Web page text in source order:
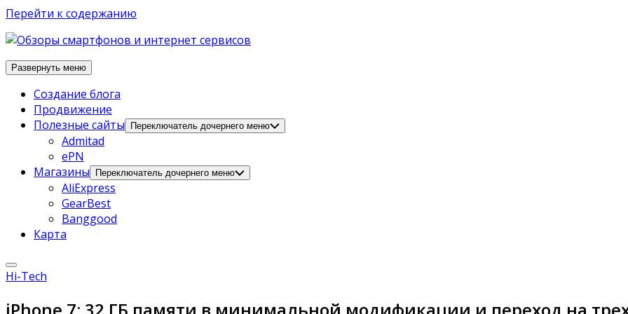
Перейти к содержанию
Развернуть меню
Создание блога
Продвижение
Полезные сайты
Переключатель дочернего меню
Admitad
ePN
Магазины
Переключатель дочернего меню
AliExpress
GearBest
Banggood
Карта
Hi-Tech